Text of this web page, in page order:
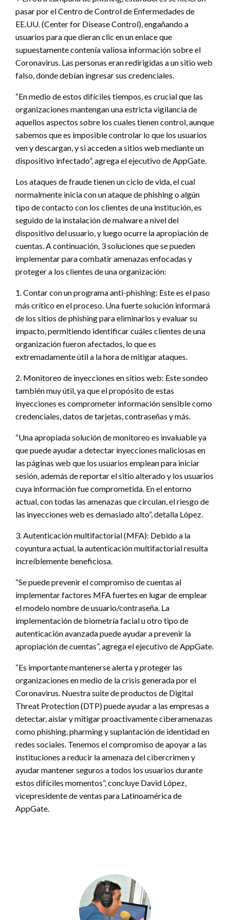
pasar por el Centro de Control de Enfermedades de
EE.UU. (Center for Disease Control), engañando a
usuarios para que dieran clic en un enlace que
supuestamente contenía valiosa información sobre el
Coronavirus. Las personas eran redirigidas a un sitio web
falso, donde debían ingresar sus credenciales.
“En medio de estos difíciles tiempos, es crucial que las
organizaciones mantengan una estricta vigilancia de
aquellos aspectos sobre los cuales tienen control, aunque
sabemos que es imposible controlar lo que los usuarios
ven y descargan, y si acceden a sitios web mediante un
dispositivo infectado”, agrega el ejecutivo de AppGate.
Los ataques de fraude tienen un ciclo de vida, el cual
normalmente inicia con un ataque de phishing o algún
tipo de contacto con los clientes de una institución, es
seguido de la instalación de malware a nivel del
dispositivo del usuario, y luego ocurre la apropiación de
cuentas. A continuación, 3 soluciones que se pueden
implementar para combatir amenazas enfocadas y
proteger a los clientes de una organización:
1. Contar con un programa anti-phishing: Este es el paso
más crítico en el proceso. Una fuerte solución informará
de los sitios de phishing para eliminarlos y evaluar su
impacto, permitiendo identificar cuáles clientes de una
organización fueron afectados, lo que es
extremadamente útil a la hora de mitigar ataques.
2. Monitoreo de inyecciones en sitios web: Este sondeo
también muy útil, ya que el propósito de estas
inyecciones es comprometer información sensible como
credenciales, datos de tarjetas, contraseñas y más.
“Una apropiada solución de monitoreo es invaluable ya
que puede ayudar a detectar inyecciones maliciosas en
las páginas web que los usuarios emplean para iniciar
sesión, además de reportar el sitio alterado y los usuarios
cuya información fue comprometida. En el entorno
actual, con todas las amenazas que circulan, el riesgo de
las inyecciones web es demasiado alto”, detalla López.
3. Autenticación multifactorial (MFA): Debido a la
coyuntura actual, la autenticación multifactorial resulta
increíblemente beneficiosa.
“Se puede prevenir el compromiso de cuentas al
implementar factores MFA fuertes en lugar de emplear
el modelo nombre de usuario/contraseña. La
implementación de biometría facial u otro tipo de
autenticación avanzada puede ayudar a prevenir la
apropiación de cuentas”, agrega el ejecutivo de AppGate.
“Es importante mantenerse alerta y proteger las
organizaciones en medio de la crisis generada por el
Coronavirus. Nuestra suite de productos de Digital
Threat Protection (DTP) puede ayudar a las empresas a
detectar, aislar y mitigar proactivamente ciberamenazas
como phishing, pharming y suplantación de identidad en
redes sociales. Tenemos el compromiso de apoyar a las
instituciones a reducir la amenaza del cibercrimen y
ayudar mantener seguros a todos los usuarios durante
estos difíciles momentos”, concluye David López,
vicepresidente de ventas para Latinoamérica de
AppGate.